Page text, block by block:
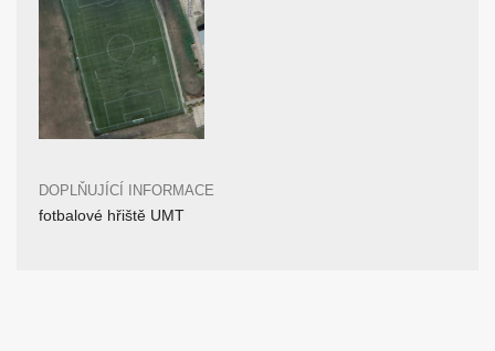
DOPLŇUJÍCÍ INFORMACE
fotbalové hřiště UMT